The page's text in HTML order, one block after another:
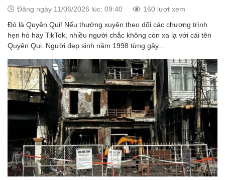
Đăng ngày 11/06/2026 lúc: 09:40 160 lượt xem
Đó là Quyên Qui! Nếu thường xuyên theo dõi các chương trình
hẹn hò hay TikTok, nhiều người chắc không còn xa lạ với cái tên
Quyên Qui. Người đẹp sinh năm 1998 từng gây...